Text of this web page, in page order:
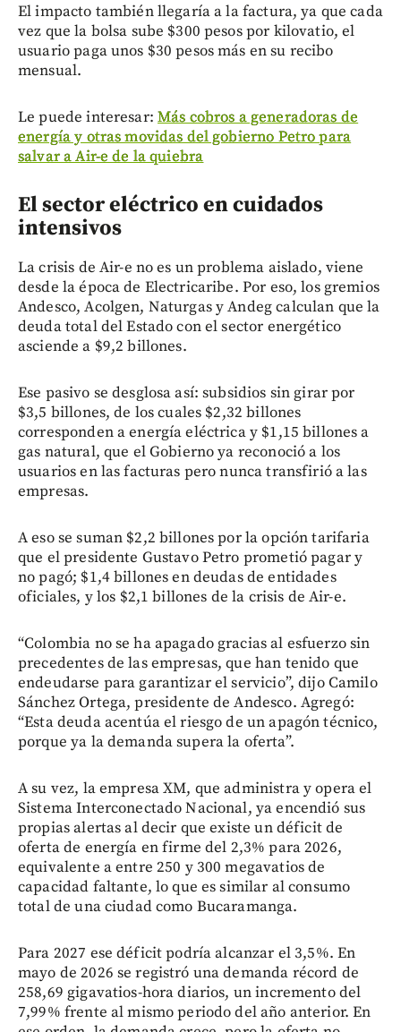
El impacto también llegaría a la factura, ya que cada
vez que la bolsa sube $300 pesos por kilovatio, el
usuario paga unos $30 pesos más en su recibo
mensual.
Le puede interesar: Más cobros a generadoras de
energía y otras movidas del gobierno Petro para
salvar a Air-e de la quiebra
El sector eléctrico en cuidados
intensivos
La crisis de Air-e no es un problema aislado, viene
desde la época de Electricaribe. Por eso, los gremios
Andesco, Acolgen, Naturgas y Andeg calculan que la
deuda total del Estado con el sector energético
asciende a $9,2 billones.
Ese pasivo se desglosa así: subsidios sin girar por
$3,5 billones, de los cuales $2,32 billones
corresponden a energía eléctrica y $1,15 billones a
gas natural, que el Gobierno ya reconoció a los
usuarios en las facturas pero nunca transfirió a las
empresas.
A eso se suman $2,2 billones por la opción tarifaria
que el presidente Gustavo Petro prometió pagar y
no pagó; $1,4 billones en deudas de entidades
oficiales, y los $2,1 billones de la crisis de Air-e.
“Colombia no se ha apagado gracias al esfuerzo sin
precedentes de las empresas, que han tenido que
endeudarse para garantizar el servicio”, dijo Camilo
Sánchez Ortega, presidente de Andesco. Agregó:
“Esta deuda acentúa el riesgo de un apagón técnico,
porque ya la demanda supera la oferta”.
A su vez, la empresa XM, que administra y opera el
Sistema Interconectado Nacional, ya encendió sus
propias alertas al decir que existe un déficit de
oferta de energía en firme del 2,3% para 2026,
equivalente a entre 250 y 300 megavatios de
capacidad faltante, lo que es similar al consumo
total de una ciudad como Bucaramanga.
Para 2027 ese déficit podría alcanzar el 3,5%. En
mayo de 2026 se registró una demanda récord de
258,69 gigavatios-hora diarios, un incremento del
7,99% frente al mismo periodo del año anterior. En